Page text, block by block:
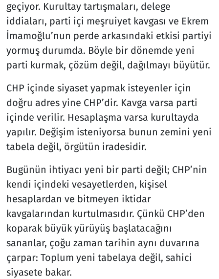
geçiyor. Kurultay tartışmaları, delege
iddiaları, parti içi meşruiyet kavgası ve Ekrem
İmamoğlu’nun perde arkasındaki etkisi partiyi
yormuş durumda. Böyle bir dönemde yeni
parti kurmak, çözüm değil, dağılmayı büyütür.
CHP içinde siyaset yapmak isteyenler için
doğru adres yine CHP’dir. Kavga varsa parti
içinde verilir. Hesaplaşma varsa kurultayda
yapılır. Değişim isteniyorsa bunun zemini yeni
tabela değil, örgütün iradesidir.
Bugünün ihtiyacı yeni bir parti değil; CHP’nin
kendi içindeki vesayetlerden, kişisel
hesaplardan ve bitmeyen iktidar
kavgalarından kurtulmasıdır. Çünkü CHP’den
koparak büyük yürüyüş başlatacağını
sananlar, çoğu zaman tarihin aynı duvarına
çarpar: Toplum yeni tabelaya değil, sahici
siyasete bakar.